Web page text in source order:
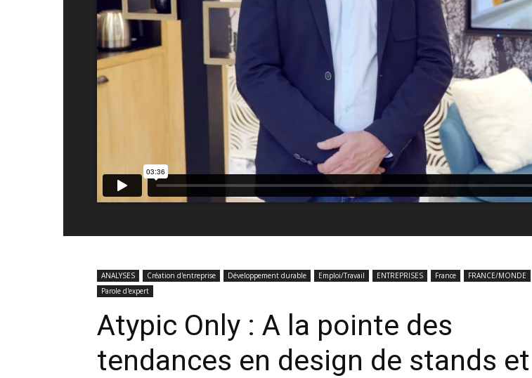
ANALYSES Création d'entreprise Développement durable Emploi/Travail ENTREPRISES France FRANCE/MONDE
Parole d'expert
Atypic Only : A la pointe des
tendances en design de stands et